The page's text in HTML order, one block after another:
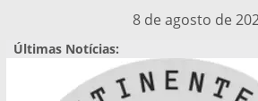
para
8 de agosto de
Últimas Notícias: